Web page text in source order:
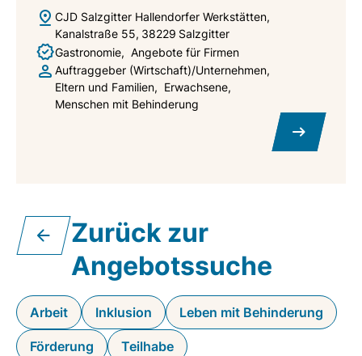
CJD Salzgitter Hallendorfer Werkstätten
Kanalstraße 55 38229 Salzgitter
Gastronomie
Angebote für Firmen
Auftraggeber (Wirtschaft)/Unternehmen
Eltern und Familien
Erwachsene
Menschen mit Behinderung
Zurück zur
Angebotssuche
Arbeit Inklusion Leben mit Behinderung
Förderung Teilhabe